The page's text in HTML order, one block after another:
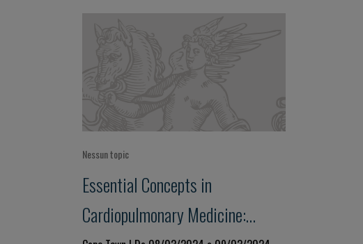
Nessun topic
Essential Concepts in
Cardiopulmonary Medicine: